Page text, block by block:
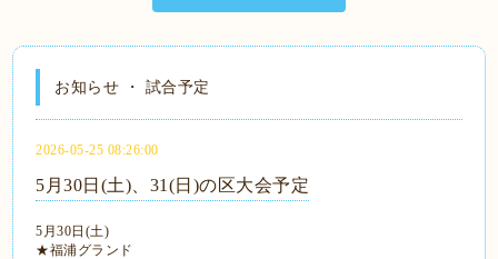
お知らせ ・ 試合予定
2026-05-25 08:26:00
5月30日(土)、31(日)の区大会予定
5月30日(土)
★福浦グランド